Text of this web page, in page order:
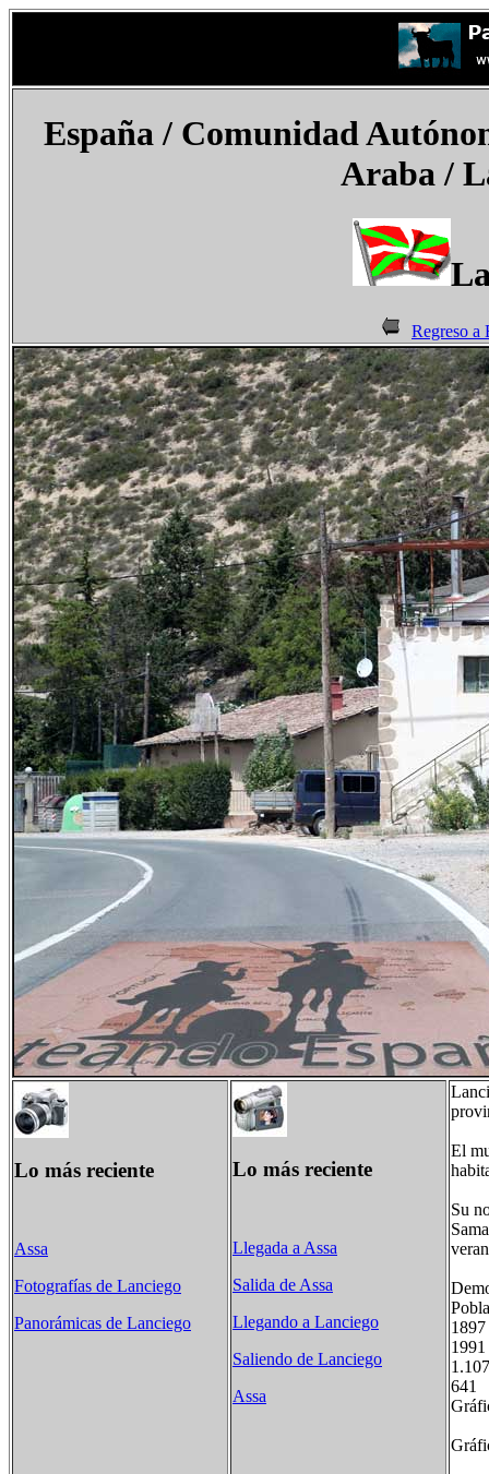
España/ Comunidad
Araba /
Regreso a
Lo más reciente
Assa
Fotografías de Lanciego
Panorámicas de Lanciego
Lo más reciente
Llegada a Assa
Salida de Assa
Llegando a Lanciego
Saliendo de Lanciego
Assa
El
Su